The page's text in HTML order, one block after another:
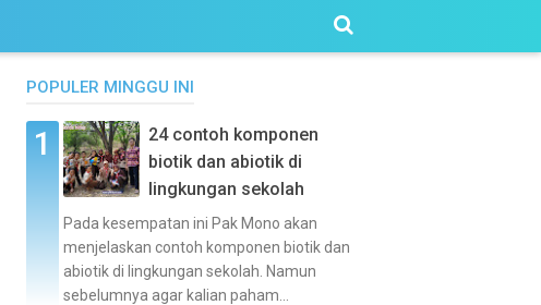
POPULER MINGGU INI
24 contoh komponen
biotik dan abiotik di
lingkungan sekolah
Pada kesempatan ini Pak Mono akan
menjelaskan contoh komponen biotik dan
abiotik di lingkungan sekolah. Namun
sebelumnya agar kalian paham...